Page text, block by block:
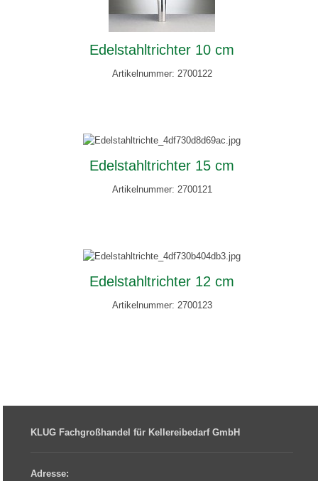
Edelstahltrichter 10 cm
Artikelnummer: 2700122
Edelstahltrichter 15 cm
Artikelnummer: 2700121
Edelstahltrichter 12 cm
Artikelnummer: 2700123
KLUG Fachgroßhandel für Kellereibedarf GmbH
Adresse: